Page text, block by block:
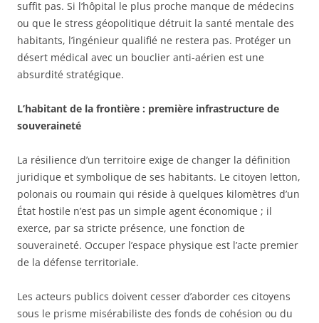
suffit pas. Si l’hôpital le plus proche manque de médecins
ou que le stress géopolitique détruit la santé mentale des
habitants, l’ingénieur qualifié ne restera pas. Protéger un
désert médical avec un bouclier anti-aérien est une
absurdité stratégique.
L’habitant de la frontière : première infrastructure de
souveraineté
La résilience d’un territoire exige de changer la définition
juridique et symbolique de ses habitants. Le citoyen letton,
polonais ou roumain qui réside à quelques kilomètres d’un
État hostile n’est pas un simple agent économique ; il
exerce, par sa stricte présence, une fonction de
souveraineté. Occuper l’espace physique est l’acte premier
de la défense territoriale.
Les acteurs publics doivent cesser d’aborder ces citoyens
sous le prisme misérabiliste des fonds de cohésion ou du